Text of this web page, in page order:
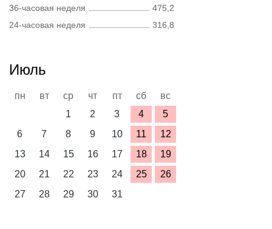
36-часовая неделя
475,2
24-часовая неделя
316,8
Июль
пн вт ср чт пт сб
вс
1
2 3 4
5
6
7 8 9 10 11
12
13
14 15 16 17 18
19
20
21 22 23 24 25
26
27
28 29 30 31